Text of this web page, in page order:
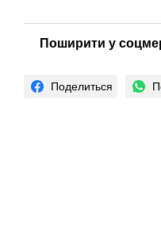
Поширити у
Поделиться